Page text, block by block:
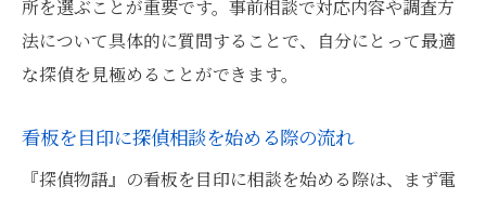
所を選ぶことが重要です。事前相談で対応内容や調査方
法について具体的に質問することで、自分にとって最適
な探偵を見極めることができます。
看板を目印に探偵相談を始める際の流れ
『探偵物語』の看板を目印に相談を始める際は、まず電